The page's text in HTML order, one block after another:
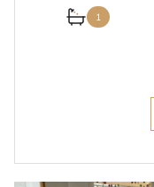
1